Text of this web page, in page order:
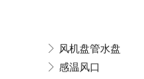
风机盘管水盘
感温风口